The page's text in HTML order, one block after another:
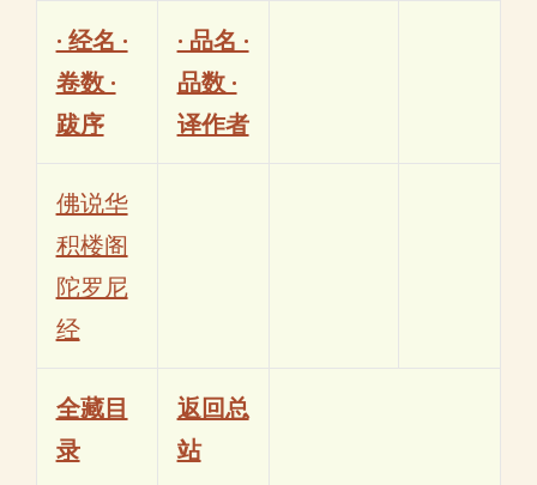
· 经名 ·
卷数 ·
跋序
· 品名 ·
品数 ·
译作者
佛说华
积楼阁
陀罗尼
经
全藏目
录
返回总
站